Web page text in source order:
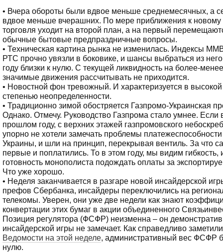
• Вчера обороты были вдвое меньше среднемесячных, а
вдвое меньше вчерашних. По мере приближения к новому
торговля уходит на второй план, а на первый
обычные бытовые предпраздничные вопросы.
• Техническая картина рынка не изменилась. Индексы
РТС прочно увязли в боковике, и шансы выбраться из
году близки к нулю. С текущей ликвидность на более-менее
значимые движения рассчитывать не приходится.
• Новостной фон тревожный. И характеризуется в высокой
степенью неопределенности.
• Традиционно зимой обостряется Газпромо-Украинская
Однако. Отмечу. Руководство Газпрома стало умнее. Если
прошлом году, с верхних этажей газпромовского
упорно не хотели замечать проблемы платежеспособности
Украины, и шли на принцип, перекрывая вентиль. За что
первые и поплатились. То в этом году, мы видим гибкость,
готовность монополиста подождать оплаты за
Что уже хорошо.
• Неделя заканчивается в разгаре новой инсайдерской
префов Сбербанка, инсайдеры переключились на
телекомы. Уверен, они уже две недели как знают
конвертации этих бумаг в акции объединенного
Позиция регулятора (ФСФР) неизменна – он
инсайдерской игры не замечает. Как справедливо заметили
Ведомости на этой неделе , административный вес ФСФР
нулю.